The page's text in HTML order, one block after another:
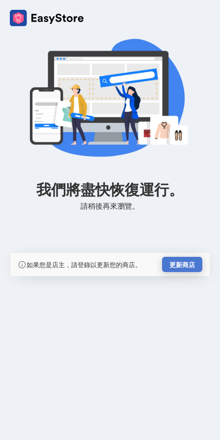
我們將盡快恢復運行。
請稍後再來瀏覽。
如果您是店主，請登錄以更新您的商店。 更新商店